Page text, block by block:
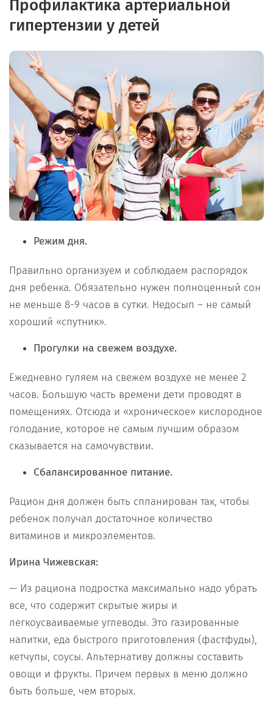
Профилактика артериальной
гипертензии у детей
Режим дня.
Правильно организуем и соблюдаем распорядок
дня ребенка. Обязательно нужен полноценный сон
не меньше 8-9 часов в сутки. Недосып – не самый
хороший «спутник».
Прогулки на свежем воздухе.
Ежедневно гуляем на свежем воздухе не менее 2
часов. Большую часть времени дети проводят в
помещениях. Отсюда и «хроническое» кислородное
голодание, которое не самым лучшим образом
сказывается на самочувствии.
Сбалансированное питание.
Рацион дня должен быть спланирован так, чтобы
ребенок получал достаточное количество
витаминов и микроэлементов.
Ирина Чижевская:
— Из рациона подростка максимально надо убрать
все, что содержит скрытые жиры и
легкоусваиваемые углеводы. Это газированные
напитки, еда быстрого приготовления (фастфуды),
кетчупы, соусы. Альтернативу должны составить
овощи и фрукты. Причем первых в меню должно
быть больше, чем вторых.